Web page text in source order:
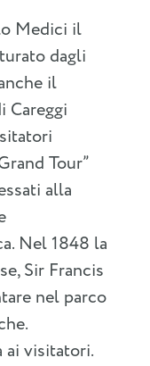
Medici il
dagli
il
Careggi
Tour”
alla
Nel 1848 la
Sir Francis
nel parco
ai visitatori.